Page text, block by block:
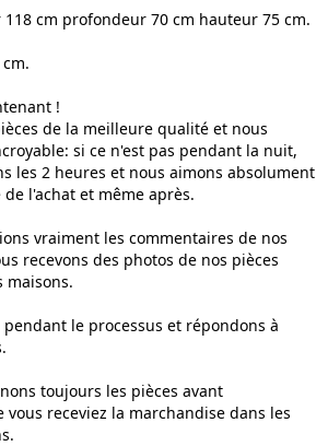
cm profondeur 70 cm hauteur 75 cm.
!
de la meilleure qualité et nous
si ce n'est pas pendant la nuit,
les 2 heures et nous aimons absolument
l'achat et même après.
vraiment les commentaires de nos
recevons des photos de nos pièces
maisons.
pendant le processus et répondons à
toujours les pièces avant
receviez la marchandise dans les